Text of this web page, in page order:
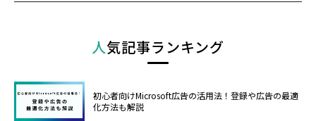
人気記事ランキング
初心者向けMicrosoft広告の活用法！登録や広告の最適
化方法も解説